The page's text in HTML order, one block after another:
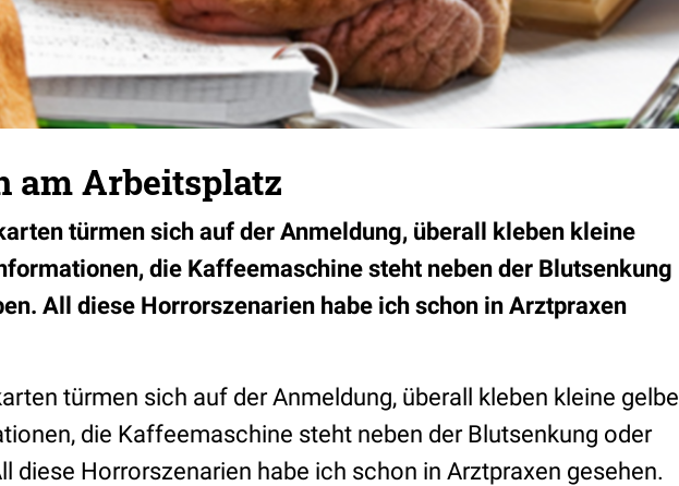
am Arbeitsplatz
türmen sich auf der Anmeldung, überall kleben kleine
die Kaffeemaschine steht neben der Blutsenkung
All diese Horrorszenarien habe ich schon in Arztpraxen
türmen sich auf der Anmeldung, überall kleben kleine gelbe
die Kaffeemaschine steht neben der Blutsenkung oder
diese Horrorszenarien habe ich schon in Arztpraxen gesehen.